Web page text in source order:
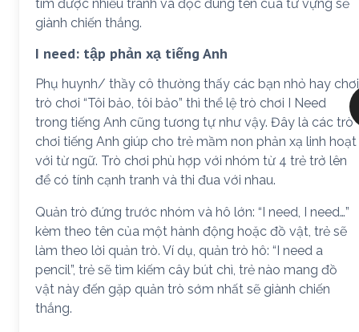
tìm được nhiều tranh và đọc đúng tên của từ vựng sẽ
giành chiến thắng.
I need: tập phản xạ tiếng Anh
Phụ huynh/ thầy cô thường thấy các bạn nhỏ hay chơi
trò chơi “Tôi bảo, tôi bảo” thì thể lệ trò chơi I Need
trong tiếng Anh cũng tương tự như vậy. Đây là các trò
chơi tiếng Anh giúp cho trẻ mầm non phản xạ linh hoạt
với từ ngữ. Trò chơi phù hợp với nhóm từ 4 trẻ trở lên
để có tính cạnh tranh và thi đua với nhau.
Quản trò đứng trước nhóm và hô lớn: “I need, I need…”
kèm theo tên của một hành động hoặc đồ vật, trẻ sẽ
làm theo lời quản trò. Ví dụ, quản trò hô: “I need a
pencil”, trẻ sẽ tìm kiếm cây bút chì, trẻ nào mang đồ
vật này đến gặp quản trò sớm nhất sẽ giành chiến
thắng.